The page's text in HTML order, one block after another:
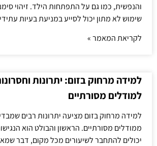
והנפשית, כמו גם על התפתחות הילד. זיהוי
שימוש לא מתון יכול לסייע במניעת בעיות
לקריאת המאמר »
למידה מרחוק בזום: יתרונות
למודלים מסורתיים
למידה מרחוק בזום מציעה יתרונות רבים
ממודלים מסורתיים. הראשון והבולט הוא
יכולים להתחבר לשיעורים מכל מקום, דבר